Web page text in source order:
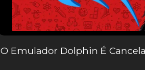
O Emulador Dolphin É